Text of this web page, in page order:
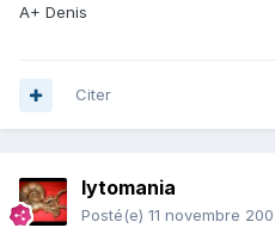
A+ Denis
Citer
lytomania
Posté(e) 11 novembre